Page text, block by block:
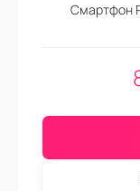
Смартфон